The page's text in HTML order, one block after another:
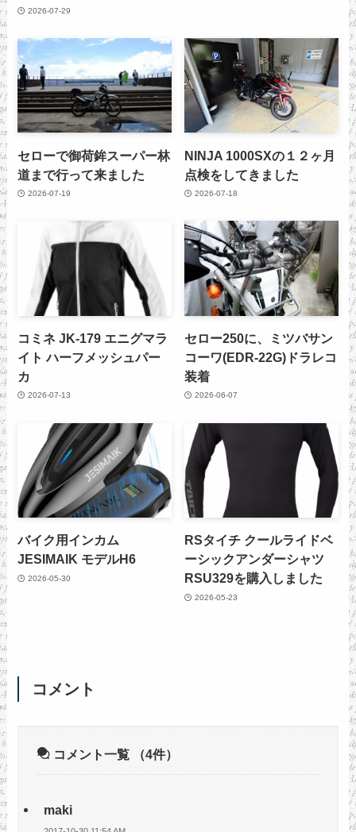
2026-07-29
セローで御荷鉾スーパー林
道まで行って来ました
2026-07-19
NINJA 1000SXの１２ヶ月
点検をしてきました
2026-07-18
コミネ JK-179 エニグマラ
イト ハーフメッシュパー
カ
2026-07-13
セロー250に、ミツバサン
コーワ(EDR-22G)ドラレコ
装着
2026-06-07
バイク用インカム
JESIMAIK モデルH6
2026-05-30
RSタイチ クールライドベ
ーシックアンダーシャツ
RSU329を購入しました
2026-05-23
コメント
コメント一覧 （4件）
maki